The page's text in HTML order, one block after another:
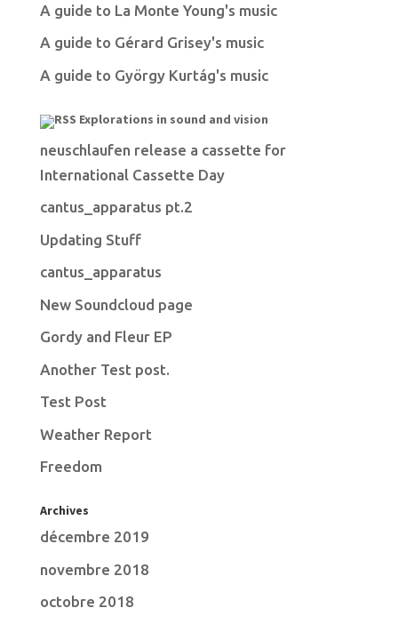
A guide to La Monte Young's music
A guide to Gérard Grisey's music
A guide to György Kurtág's music
Explorations in sound and vision
neuschlaufen release a cassette for
International Cassette Day
cantus_apparatus pt.2
Updating Stuff
cantus_apparatus
New Soundcloud page
Gordy and Fleur EP
Another Test post.
Test Post
Weather Report
Freedom
Archives
décembre 2019
novembre 2018
octobre 2018